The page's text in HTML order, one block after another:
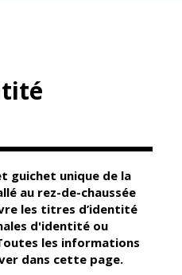
Guichet unique
Petite enfance
Relais petite
enfance
guichet unique de la
au rez-de-chaussée
les titres d’identité
d'identité ou
les informations
dans cette page.